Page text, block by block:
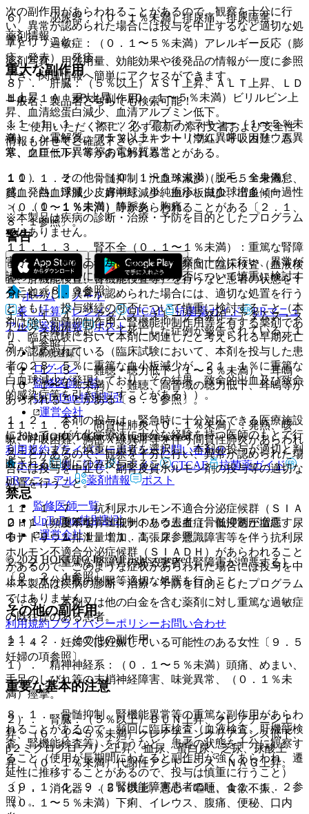
６）． 泌尿器：（０．１％未満）排尿痛、排尿障害。
７）． 過敏症：（０．１〜５％未満）アレルギー反応（膨
疹、発赤）、発疹。
８）． 肝臓：（５％以上）ＡＳＴ上昇、ＡＬＴ上昇、ＬＤ
Ｈ上昇、Ａｌ−Ｐ上昇、（０．１〜５％未満）ビリルビン上
昇、血清総蛋白減少、血清アルブミン低下。
９）． 電解質：（５％以上）ナトリウム異常、カリウム異
常、クロール異常等の電解質異常。
１０）． その他：（０．１〜５％未満）脱毛、全身倦怠
感、発熱、浮腫、皮膚潮紅、単純疱疹、白血球増多＜一過性
＞、（０．１％未満）静脈炎、胸痛。
警告
１．１． 本剤の投与に際しては、頻回に臨床検査（血液検
査、肝機能検査、腎機能検査等）を行うなど患者の状態を十
分に観察し、異常が認められた場合には、適切な処置を行う
とともに、投与継続の可否について慎重に検討すること（本
剤は強い骨髄抑制作用、腎機能抑制作用等を有する薬剤であ
り、臨床試験において本剤に関連したと考えられる早期死亡
例が認められている（臨床試験において、本剤を投与した患
者の２８．５％に重篤な血小板減少が、２１．１％に重篤な
白血球減少が発現しており、その結果、致命的出血及び致命
的感染症等を引き起こすことがある））。
１．２． 本剤の投与は、緊急時に十分対応できる医療施設
において、がん化学療法に十分な経験を持つ医師のもとで行
うこと。また、慎重に患者を選択し、本剤の投与が適切と判
断される症例にのみ投与すること。
禁忌
２．１． 重篤な骨髄抑制のある患者［骨髄抑制が増悪す
る］〔９．１．１、１１．１．２参照〕。
２．２． 重篤な腎障害のある患者［腎障害が増悪する］
〔９．２．１参照〕。
２．３． 本剤又は他の白金を含む薬剤に対し重篤な過敏症
の既往歴のある患者。
２．４． 妊婦又は妊娠している可能性のある女性〔９．５
妊婦の項参照〕。
重要な基本的注意
８．１． 骨髄抑制、腎機能異常等の重篤な副作用があらわ
れることがあるので、頻回に臨床検査（血液検査、肝機能検
査、腎機能検査等）を行うなど、患者の状態を十分に観察す
ること（使用が長期間にわたると副作用が強くあらわれ、遷
延性に推移することがあるので、投与は慎重に行うこと）
〔９．１．１、９．２腎機能障害患者の項、１１．１．２参
照〕。
次の副作用があらわれることがあるので、観察を十分に行
い、異常が認められた場合には投与を中止するなど適切な処
置を行うこと。
重大な副作用
１１．１． 重大な副作用
１１．１．１． ショック、アナフィラキシー（１〜５％未
満）：ショック、アナフィラキシー（潮紅、呼吸困難、悪
寒、血圧低下）等があらわれることがある。
１１．１．２． 骨髄抑制：汎血球減少（１〜５％未満）、
貧血、白血球減少、好中球減少、血小板減少、出血傾向
（０．１〜１％未満）等があらわれることがある〔２．１、
８．１参照〕。
１１．１．３． 腎不全（０．１〜１％未満）：重篤な腎障
害があらわれることがあるので、観察を十分に行い、異常が
認められた場合には、投与継続の可否について慎重に検討す
ること〔８．３参照〕。
１１．１．４． アダムス・ストークス発作：アダムス・ス
トークス発作を起こして死亡した症例が報告されている〔１
５．１参照〕。
１１．１．５． 難聴・聴力低下（１〜５％未満）、耳鳴
（０．１〜１％未満）：難聴、高音域の聴力低下、耳鳴等が
あらわれることがある〔８．５参照〕。
１１．１．６． 間質性肺炎（０．１％未満）：発熱、咳
嗽、呼吸困難、胸部Ｘ線異常等を伴う間質性肺炎があらわれ
ることがあるので、観察を十分に行い、異常が認められた場
合には投与を中止し、副腎皮質ホルモン剤の投与等の適切な
処置を行うこと。
１１．１．７． 抗利尿ホルモン不適合分泌症候群（ＳＩＡ
ＤＨ）（頻度不明）：低ナトリウム血症、低浸透圧血症、尿
中ナトリウム排泄量増加、高張尿、意識障害等を伴う抗利尿
ホルモン不適合分泌症候群（ＳＩＡＤＨ）があらわれること
があるので、このような症状があらわれた場合には投与を中
止し、水分摂取の制限等適切な処置を行うこと。
その他の副作用
１１．２． その他の副作用
１）． 精神神経系：（０．１〜５％未満）頭痛、めまい、
手足のしびれ等の末梢神経障害、味覚異常、（０．１％未
満）痙攣。
２）． 腎臓：（５％以上）ＢＵＮ上昇、クレアチニン上
昇、（０．１〜５％未満）クレアチニンクリアランス低下、
β２ミクログロブリン上昇、血尿、蛋白尿、乏尿、尿酸上
昇、（０．１％未満）代謝性アシドーシス、ＮＡＧ上昇。
３）． 消化器：（５％以上）悪心・嘔吐、食欲不振、
（０．１〜５％未満）下痢、イレウス、腹痛、便秘、口内
薬剤情報
薬剤写真、用法用量、効能効果や後発品の情報が一度に参照
でき、関連情報へ簡単にアクセスができます。
一般名、製品名どちらでも検索可能！
※ ご使用いただく際に、必ず最新の添付文書および安全性
情報も併せてご確認下さい。
※本製品は疾病の診断・治療・予防を目的としたプログラム
ではありません。
ホーム
ノート
表・計算
レジメン CTCAE 抗菌薬ガイド
ERマニュ
アル
薬剤情報 ポスト
新規登録
ログイン
監修医師一覧
UpToDate特別割引
運営会社
© 2021 HOKUTO Inc. All rights reserved.
利用規約プライバシーポリシーお問い合わせ
ホーム
表・計算 レジメン CTCAE
抗菌薬ガイド
ERマニュアル
薬剤情報 ポスト
監修医師一覧
UpToDate特別割引
運営会社
© 2021 HOKUTO Inc. All rights reserved.
※本製品は疾病の診断・治療・予防を目的としたプログラム
ではありません。
利用規約プライバシーポリシーお問い合わせ